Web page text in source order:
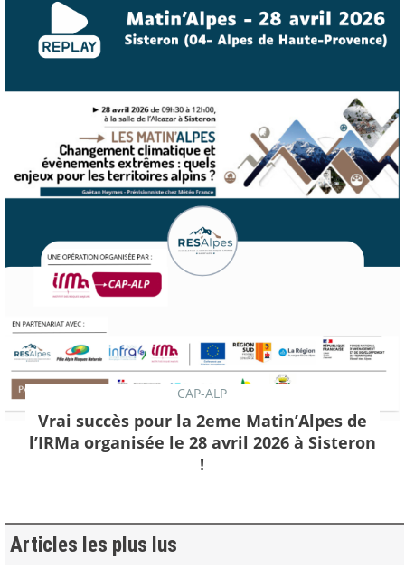
CAP-ALP
Vrai succès pour la 2eme Matin’Alpes de
l’IRMa organisée le 28 avril 2026 à Sisteron
!
Articles les plus lus